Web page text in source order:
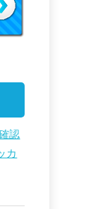
認
カ